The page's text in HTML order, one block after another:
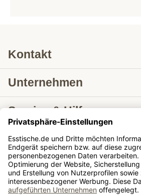
Kontakt
Unternehmen
Service & Hilfe
Lieferung nach
Tische ausziehbar